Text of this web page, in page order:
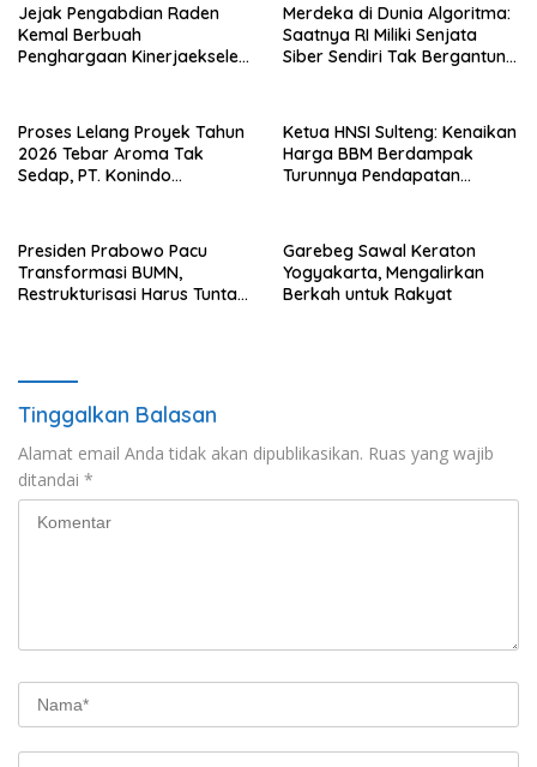
Jejak Pengabdian Raden
Kemal Berbuah
Penghargaan Kinerjaekselen
Merdeka di Dunia Algoritma:
Saatnya RI Miliki Senjata
Siber Sendiri Tak Bergantung
Proses Lelang Proyek Tahun
2026 Tebar Aroma Tak
Sedap, PT. Konindo
Ketua HNSI Sulteng: Kenaikan
Harga BBM Berdampak
Turunnya Pendapatan
Presiden Prabowo Pacu
Transformasi BUMN,
Restrukturisasi Harus Tuntas
Garebeg Sawal Keraton
Yogyakarta, Mengalirkan
Berkah untuk Rakyat
Tinggalkan Balasan
Alamat email Anda tidak akan dipublikasikan. Ruas yang wajib
ditandai *